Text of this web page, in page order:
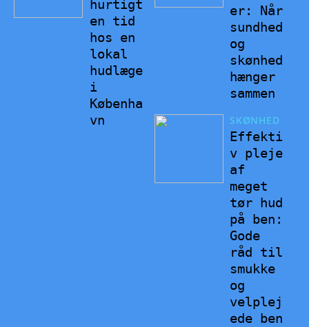
hurtigt
en tid
hos en
lokal
hudlæge
i
Københa
vn
er: Når
sundhed
og
skønhed
hænger
sammen
SKØNHED
Effekti
v pleje
af
meget
tør hud
på ben:
Gode
råd til
smukke
og
velplej
ede ben